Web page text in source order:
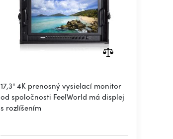
17,3" 4K prenosný vysielací monitor
od spoločnosti FeelWorld má displej
s rozlíšením